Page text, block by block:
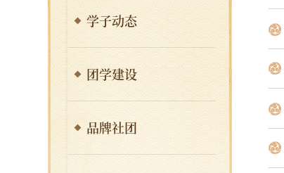
学子动态
团学建设
品牌社团